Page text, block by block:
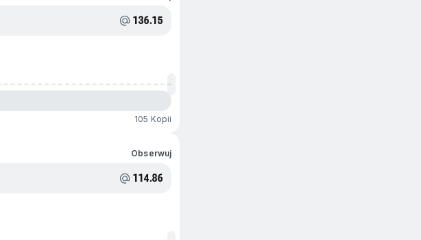
136.15
105 Kopii
Obserwuj
114.86